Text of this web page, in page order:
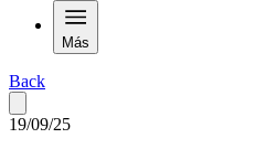
Más
Back
19/09/25